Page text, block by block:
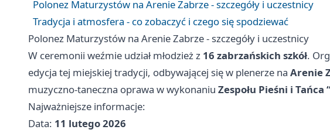
Polonez Maturzystów na Arenie Zabrze - szczegóły i uczestnicy
Tradycja i atmosfera - co zobaczyć i czego się spodziewać
Polonez Maturzystów na Arenie Zabrze - szczegóły i uczestnicy
W ceremonii weźmie udział młodzież z 16 zabrzańskich szkół.
edycja tej miejskiej tradycji, odbywającej się w plenerze na Arenie
muzyczno-taneczna oprawa w wykonaniu Zespołu Pieśni i Tańca
Najważniejsze informacje:
Data: 11 lutego 2026